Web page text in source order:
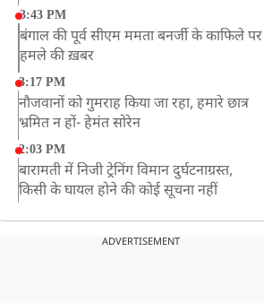
3:43 PM
बंगाल की पूर्व सीएम ममता बनर्जी के काफिले पर
हमले की ख़बर
3:17 PM
नौजवानों को गुमराह किया जा रहा, हमारे छात्र
भ्रमित न हों- हेमंत सोरेन
2:03 PM
बारामती में निजी ट्रेनिंग विमान दुर्घटनाग्रस्त,
किसी के घायल होने की कोई सूचना नहीं
JPSC परीक्षा विवाद: अनशन पर बैठे छात्र नेता
ADVERTISEMENT